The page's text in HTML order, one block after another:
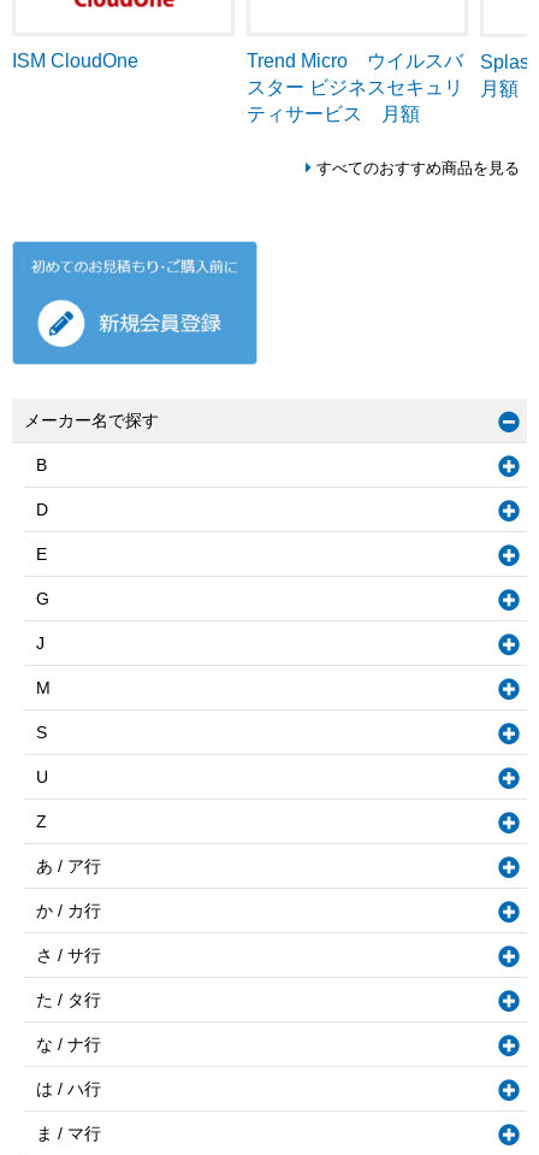
ISM CloudOne
Trend Micro ウイルスバ
スター ビジネスセキュリ
ティサービス 月額
月額
すべてのおすすめ商品を見る
メーカー名で探す
B
D
E
G
J
M
S
U
Z
あ / ア行
か / カ行
さ / サ行
た / タ行
な / ナ行
は / ハ行
ま / マ行